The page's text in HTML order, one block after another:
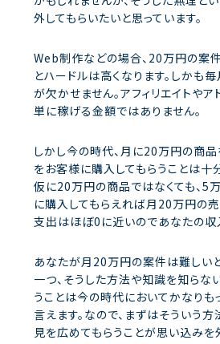
外してもらいたいと思っています。
Web制作などの場合、20万円の案
とハードルは高くなります。しかも
が欠かせません。アフィリエイトや
単に稼げる金額ではありません。
しかし今の時代、月に20万円の商品
をお客様に購入してもらうことは十
仮に20万円の商品ではなくても、5
に購入してもらえれば月20万円の
支出はほぼ0に近いのであなたの収
あなたが月20万円の案件は難しい
一つ、そうした方法や知識を知らな
うことは今の時代においてかなりも
言えます。なので、まずはそういう
見を広めてもらうことが思い込みを